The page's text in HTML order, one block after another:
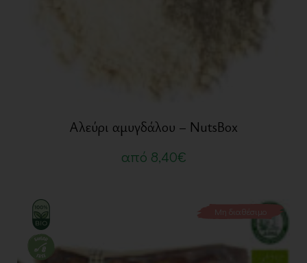
Αλεύρι αμυγδάλου – NutsBox
από 8,40€
Μη διαθέσιμο